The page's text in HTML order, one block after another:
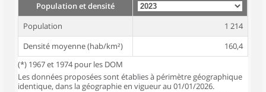
Population et densité
Population
1 214
Densité moyenne (hab/km²)
160,4
(*) 1967 et 1974 pour les DOM
Les données proposées sont établies à périmètre géographique
identique, dans la géographie en vigueur au 01/01/2026.